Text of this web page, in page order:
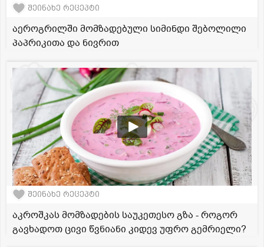
შეინახე რეცეპტი
აეროგრილში მომზადებული სიმინდი შებოლილი
პაპრიკითა და ნივრით
შეინახე რეცეპტი
აკროშკას მომზადების საუკეთესო გზა - როგორ
გავხადოთ ცივი წვნიანი კიდევ უფრო გემრიელი?